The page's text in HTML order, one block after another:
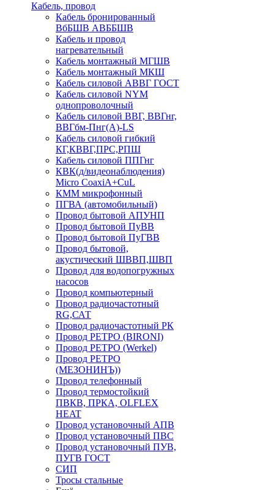
Кабель, провод
Кабель бронированный
ВбБШВ АВББШВ
Кабель и провод
нагревательный
Кабель монтажный МГШВ
Кабель монтажный МКШ
Кабель силовой АВВГ ГОСТ
Кабель силовой NYM
однопроволочный
Кабель силовой ВВГ, ВВГнг,
ВВГбм-Пнг(А)-LS
Кабель силовой гибкий
КГ,КВВГ,ПРС,РПШ
Кабель силовой ППГнг
КВК(д/видеонаблюдения)
Micro CoaxiA+CuL
КММ микрофонный
ПГВА (автомобильный)
Провод бытовой АПУНП
Провод бытовой ПуВВ
Провод бытовой ПуГВВ
Провод бытовой,
акустический ШВВП,ШВП
Провод для водопогружных
насосов
Провод компьютерный
Провод радиочастотный
RG,САТ
Провод радиочастотный РК
Провод РЕТРО (BIRONI)
Провод РЕТРО (Werkel)
Провод РЕТРО
(МЕЗОНИНЪ))
Провод телефонный
Провод термостойкий
ПВКВ, ПРКА, OLFLEX
HEAT
Провод установочный АПВ
Провод установочный ПВС
Провод установочный ПУВ,
ПУГВ ГОСТ
СИП
Тросы стальные